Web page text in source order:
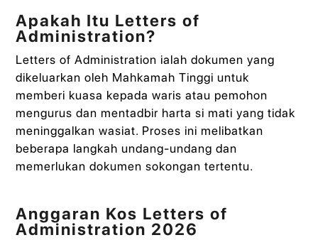
Apakah Itu Letters of
Administration?
Letters of Administration ialah dokumen yang
dikeluarkan oleh Mahkamah Tinggi untuk
memberi kuasa kepada waris atau pemohon
mengurus dan mentadbir harta si mati yang tidak
meninggalkan wasiat. Proses ini melibatkan
beberapa langkah undang-undang dan
memerlukan dokumen sokongan tertentu.
Anggaran Kos Letters of
Administration 2026